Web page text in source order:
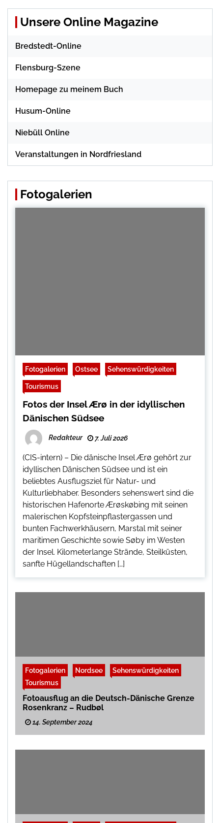
Unsere Online Magazine
Bredstedt-Online
Flensburg-Szene
Homepage zu meinem Buch
Husum-Online
Niebüll Online
Veranstaltungen in Nordfriesland
Fotogalerien
Fotogalerien Ostsee Sehenswürdigkeiten
Tourismus
Fotos der Insel Ærø in der idyllischen
Dänischen Südsee
Redakteur 7. Juli 2026
(CIS-intern) – Die dänische Insel Ærø gehört zur
idyllischen Dänischen Südsee und ist ein
beliebtes Ausflugsziel für Natur- und
Kulturliebhaber. Besonders sehenswert sind die
historischen Hafenorte Ærøskøbing mit seinen
malerischen Kopfsteinpflastergassen und
bunten Fachwerkhäusern, Marstal mit seiner
maritimen Geschichte sowie Søby im Westen
der Insel. Kilometerlange Strände, Steilküsten,
sanfte Hügellandschaften […]
Fotogalerien Nordsee
Sehenswürdigkeiten
Tourismus
Fotoausflug an die Deutsch-Dänische Grenze
Rosenkranz – Rudbøl
14. September 2024